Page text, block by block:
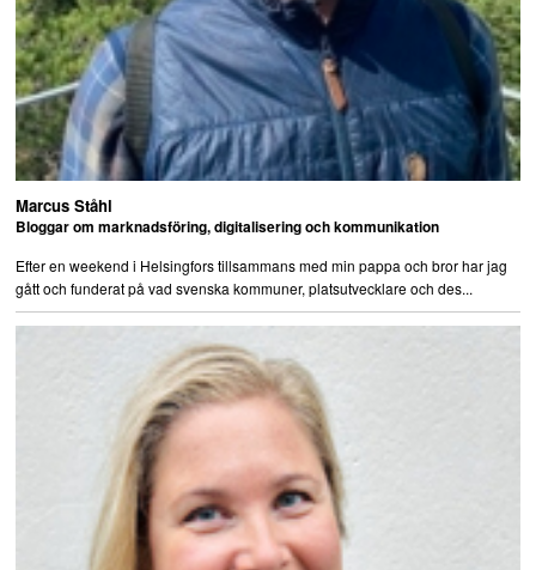
Marcus Ståhl
Bloggar om marknadsföring, digitalisering och kommunikation
Efter en weekend i Helsingfors tillsammans med min pappa och bror har jag
gått och funderat på vad svenska kommuner, platsutvecklare och des...